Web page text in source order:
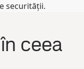
securității.
ceea